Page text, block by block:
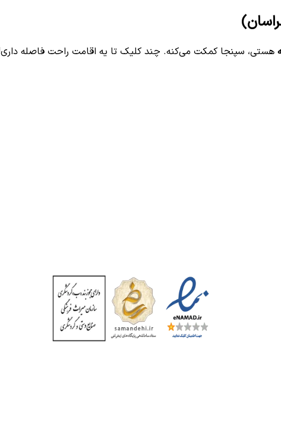
هستی، سپنجا کمکت می‌کنه. چند کلیک تا یه اقامت راحت فاصله